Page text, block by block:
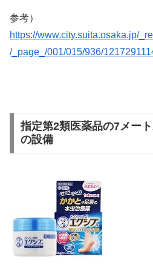
参考）
https://www.city.suita.osaka.jp/
/_page_/001/015/936/
指定第2類医薬品の7メー
の設備